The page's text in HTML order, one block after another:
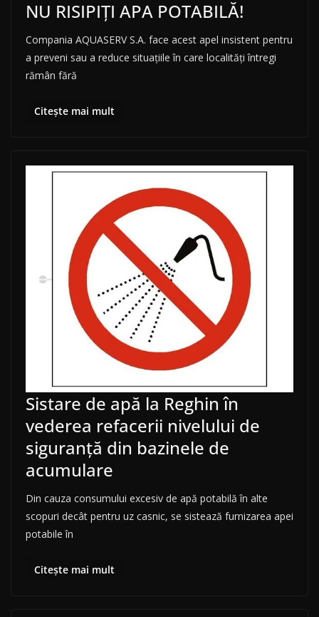
NU RISIPIȚI APA POTABILĂ!
Compania AQUASERV S.A. face acest apel insistent pentru
a preveni sau a reduce situațiile în care localități întregi
rămân fără
Citește mai mult
Sistare de apă la Reghin în
vederea refacerii nivelului de
siguranță din bazinele de
acumulare
Din cauza consumului excesiv de apă potabilă în alte
scopuri decât pentru uz casnic, se sistează furnizarea apei
potabile în
Citește mai mult